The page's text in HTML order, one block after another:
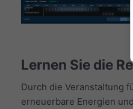
Lernen Sie die
Durch die Veranstaltung
erneuerbare Energien